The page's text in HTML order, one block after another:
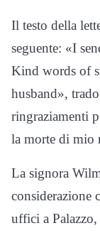
Il testo della
seguente: «I
Kind words of
husband»,
ringraziamenti
la morte di mio
La signora
considerazione
uffici a